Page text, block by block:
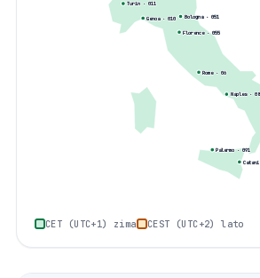
Rome·06
Naples·
Turin·011
Palermo·091
Genoa·010 Bologna· 051
Florence·055
CET (UTC+1) zima CEST (UTC+2) lato